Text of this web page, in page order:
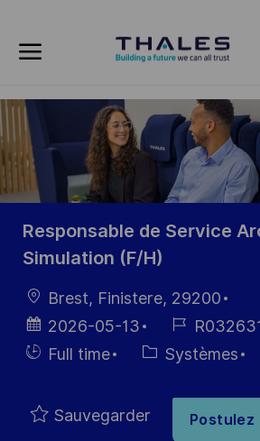
-
Responsable de Service
Simulation (F/H)
localisation
Brest, Finistere, 29200
Date
d’affichage
2026-05-13
Référence
du poste
HiringFull time Catégorie
Systèmes
Sauvegarder